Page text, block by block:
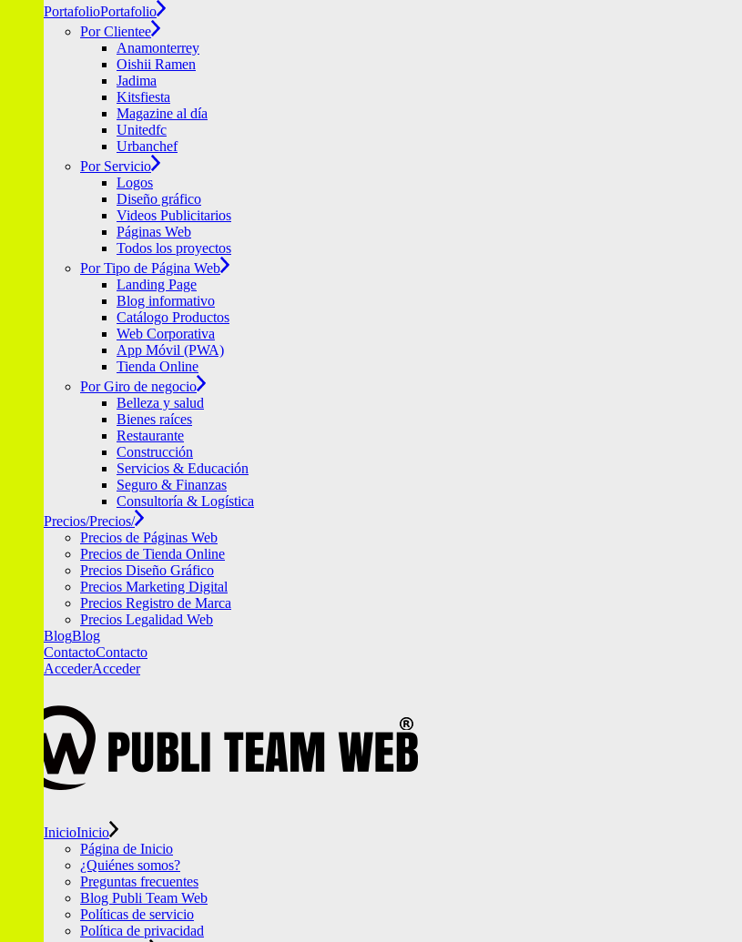
PortafolioPortafolio
Por Clientee
Anamonterrey
Oishii Ramen
Jadima
Kitsfiesta
Magazine al día
Unitedfc
Urbanchef
Por Servicio
Logos
Diseño gráfico
Videos Publicitarios
Páginas Web
Todos los proyectos
Por Tipo de Página Web
Landing Page
Blog informativo
Catálogo Productos
Web Corporativa
App Móvil (PWA)
Tienda Online
Por Giro de negocio
Belleza y salud
Bienes raíces
Restaurante
Construcción
Servicios & Educación
Seguro & Finanzas
Consultoría & Logística
Precios/Precios/
Precios de Páginas Web
Precios de Tienda Online
Precios Diseño Gráfico
Precios Marketing Digital
Precios Registro de Marca
Precios Legalidad Web
BlogBlog
ContactoContacto
AccederAcceder
InicioInicio
Página de Inicio
¿Quiénes somos?
Preguntas frecuentes
Blog Publi Team Web
Políticas de servicio
Política de privacidad